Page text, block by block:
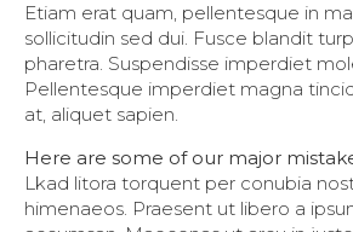
Etiam erat quam, pellentesque in
sollicitudin sed dui. Fusce blandit
pharetra. Suspendisse imperdiet
Pellentesque imperdiet magna
at, aliquet sapien.
Here are some of our major
Lkad litora torquent per conubia
himenaeos. Praesent ut libero a